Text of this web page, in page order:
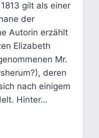
gilt als einer
der
Autorin erzählt
Elizabeth
Mr.
deren
nach einigem
Hinter…